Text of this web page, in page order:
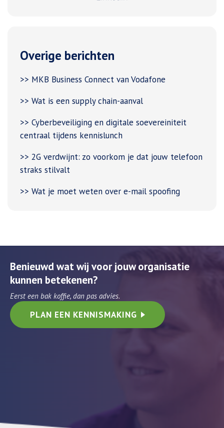
Overige berichten
>> MKB Business Connect van Vodafone
>> Wat is een supply chain-aanval
>> Cyberbeveiliging en digitale soevereiniteit
centraal tijdens kennislunch
>> 2G verdwijnt: zo voorkom je dat jouw telefoon
straks stilvalt
>> Wat je moet weten over e-mail spoofing
Benieuwd wat wij voor jouw organisatie
kunnen betekenen?
Eerst een bak koffie, dan pas advies.
PLAN EEN KENNISMAKING